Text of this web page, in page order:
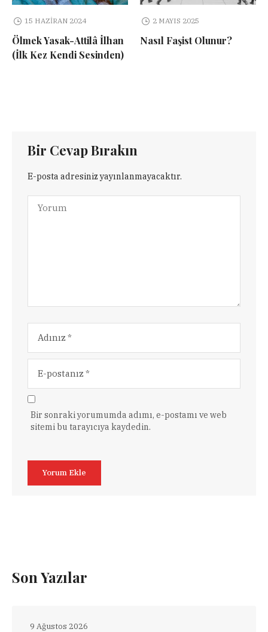
15 HAZIRAN 2024
Ölmek Yasak-Attilâ İlhan
(İlk Kez Kendi Sesinden)
2 MAYIS 2025
Nasıl Faşist Olunur?
Bir Cevap Bırakın
E-posta adresiniz yayınlanmayacaktır.
Bir sonraki yorumumda adımı, e-postamı ve web
sitemi bu tarayıcıya kaydedin.
Son Yazılar
9 Ağustos 2026